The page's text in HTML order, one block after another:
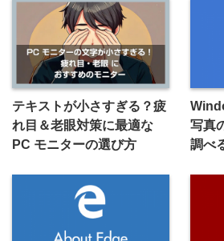
テキストが小さすぎる？疲
れ目＆老眼対策に最適な
PC モニターの選び方
写真
調べ